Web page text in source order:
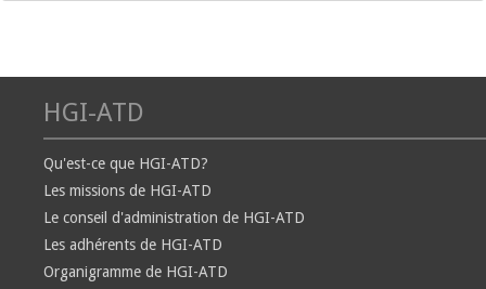
HGI-ATD
Qu'est-ce que HGI-ATD?
Les missions de HGI-ATD
Le conseil d'administration de HGI-ATD
Les adhérents de HGI-ATD
Organigramme de HGI-ATD